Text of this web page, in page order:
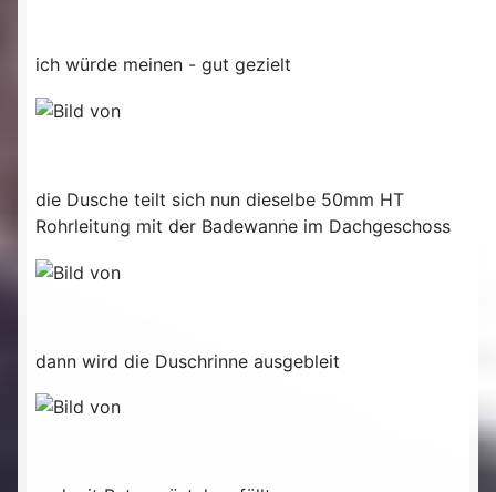
ich würde meinen - gut gezielt
die Dusche teilt sich nun dieselbe 50mm HT
Rohrleitung mit der Badewanne im Dachgeschoss
dann wird die Duschrinne ausgebleit